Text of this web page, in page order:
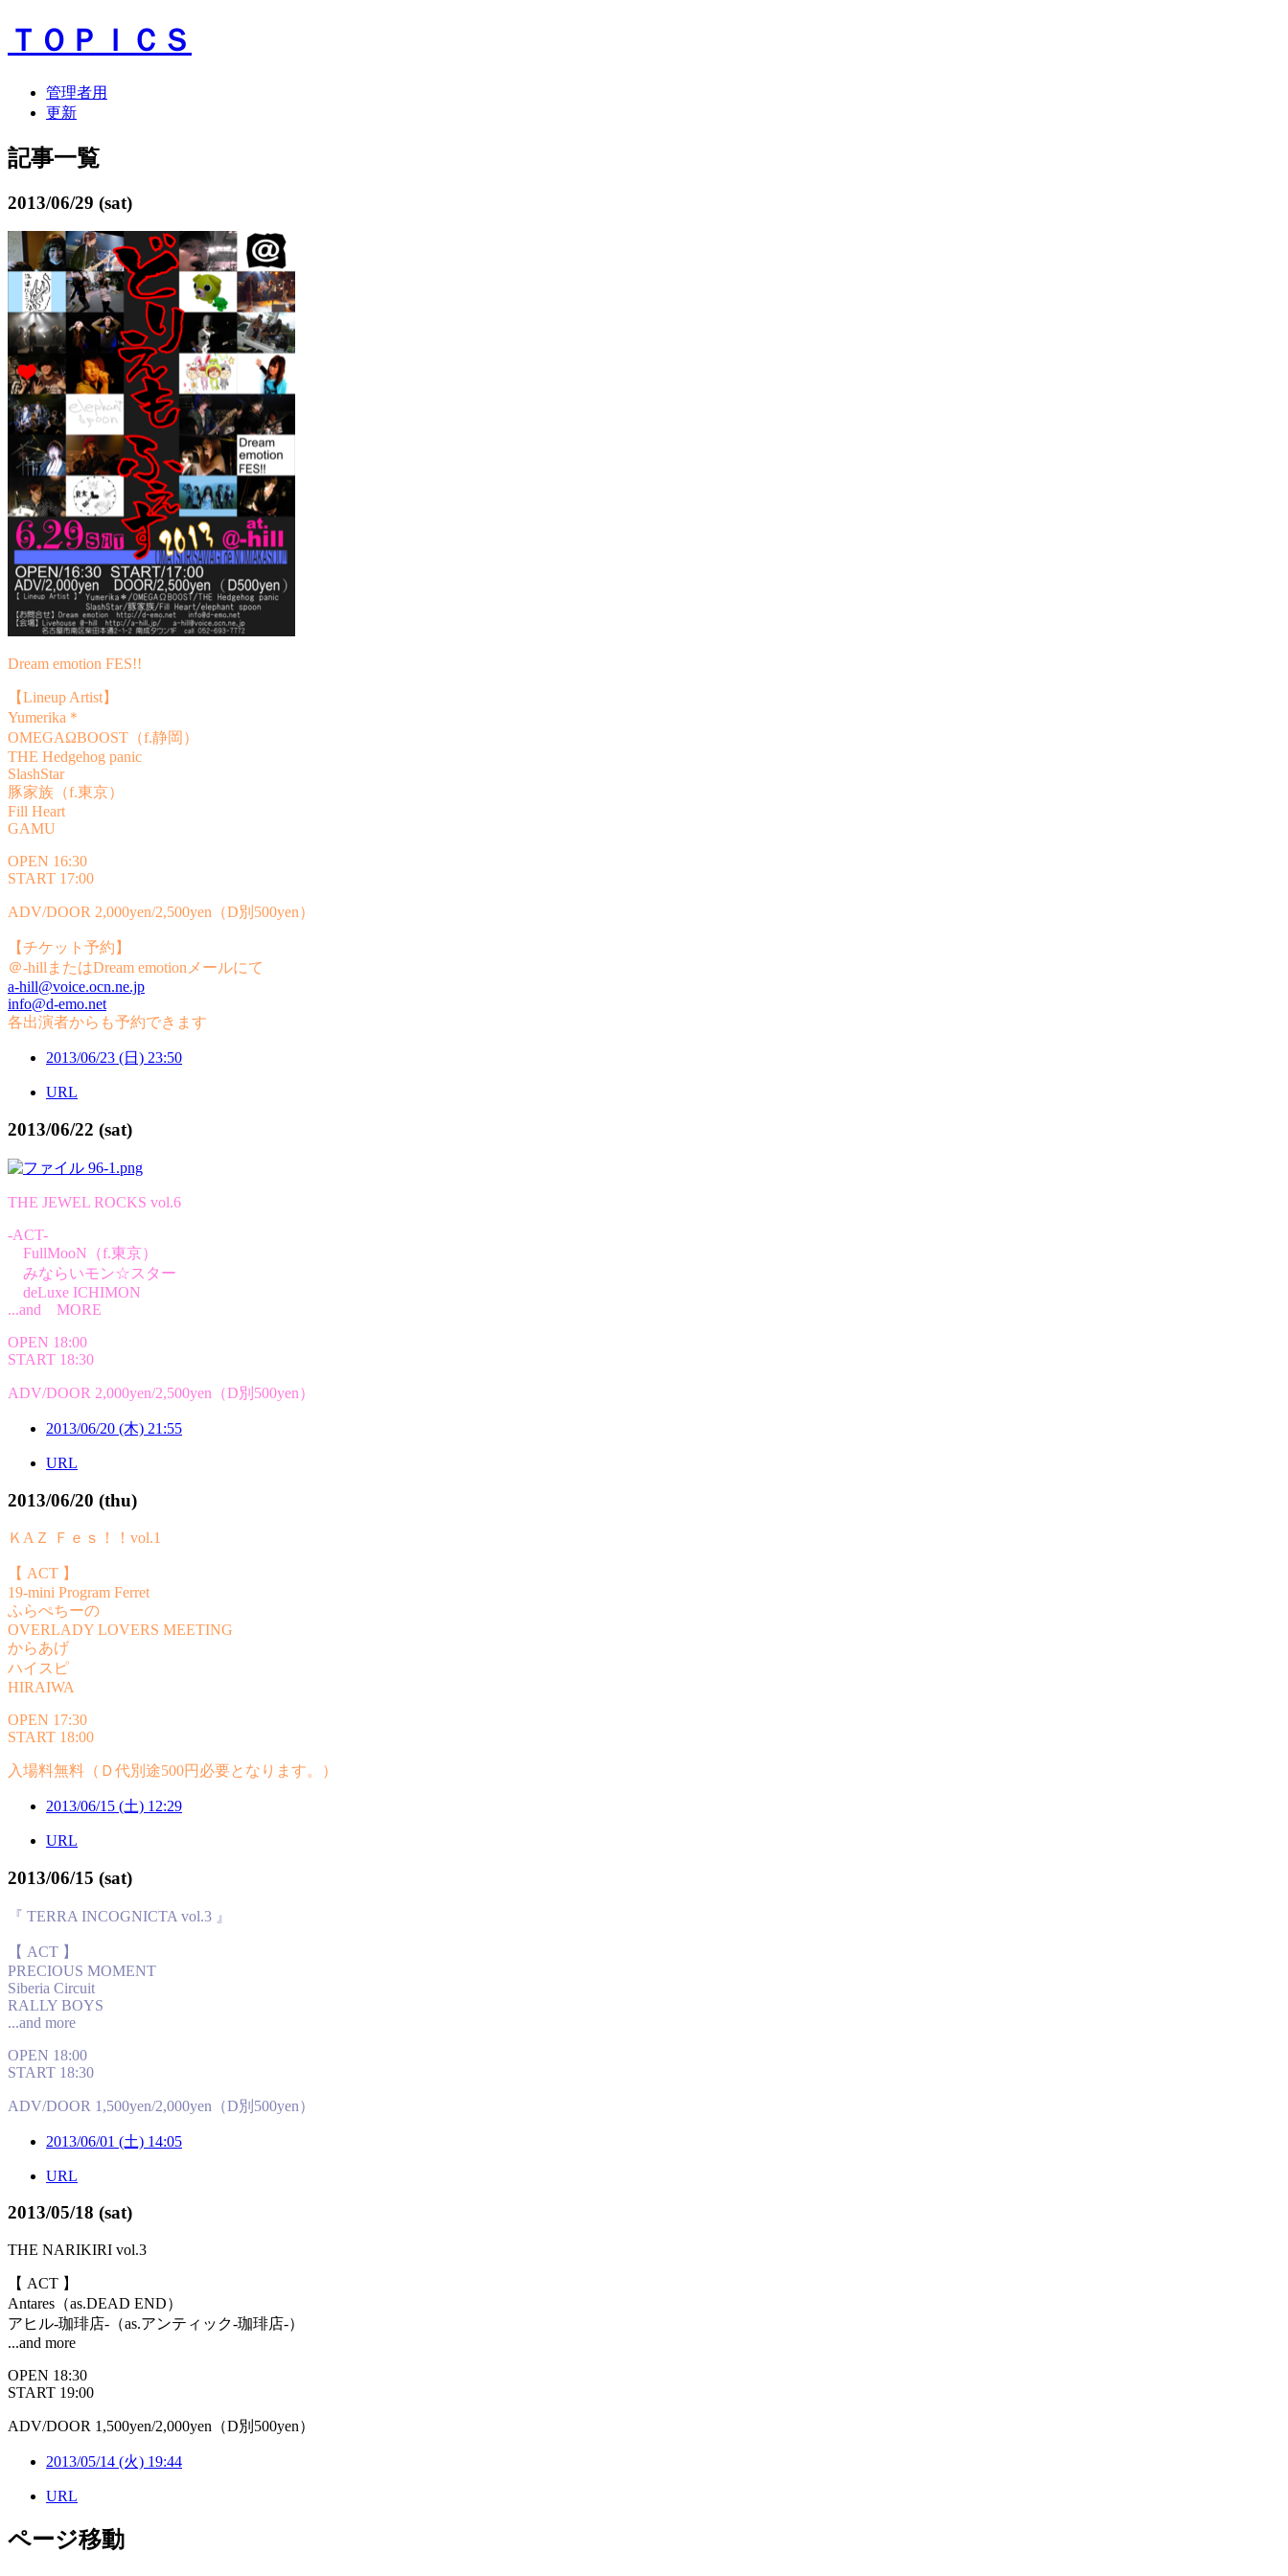
ＴＯＰＩＣＳ
管理者用
更新
記事一覧
2013/06/29 (sat)
Dream emotion FES!!
【Lineup Artist】
Yumerika＊
OMEGAΩBOOST（f.静岡）
THE Hedgehog panic
SlashStar
豚家族（f.東京）
Fill Heart
GAMU
OPEN 16:30
START 17:00
ADV/DOOR 2,000yen/2,500yen（D別500yen）
【チケット予約】
＠-hillまたはDream emotionメールにて
a-hill@voice.ocn.ne.jp
info@d-emo.net
各出演者からも予約できます
2013/06/23 (日) 23:50
URL
2013/06/22 (sat)
THE JEWEL ROCKS vol.6
-ACT-
FullMooN（f.東京）
みならいモン☆スター
deLuxe ICHIMON
...and MORE
OPEN 18:00
START 18:30
ADV/DOOR 2,000yen/2,500yen（D別500yen）
2013/06/20 (木) 21:55
URL
2013/06/20 (thu)
ＫAＺ Ｆｅｓ！！vol.1
【 ACT 】
19-mini Program Ferret
ふらぺちーの
OVERLADY LOVERS MEETING
からあげ
ハイスピ
HIRAIWA
OPEN 17:30
START 18:00
入場料無料（Ｄ代別途500円必要となります。）
2013/06/15 (土) 12:29
URL
2013/06/15 (sat)
『 TERRA INCOGNICTA vol.3 』
【 ACT 】
PRECIOUS MOMENT
Siberia Circuit
RALLY BOYS
...and more
OPEN 18:00
START 18:30
ADV/DOOR 1,500yen/2,000yen（D別500yen）
2013/06/01 (土) 14:05
URL
2013/05/18 (sat)
THE NARIKIRI vol.3
【 ACT 】
Antares（as.DEAD END）
アヒル-珈琲店-（as.アンティック-珈琲店-）
...and more
OPEN 18:30
START 19:00
ADV/DOOR 1,500yen/2,000yen（D別500yen）
2013/05/14 (火) 19:44
URL
ページ移動